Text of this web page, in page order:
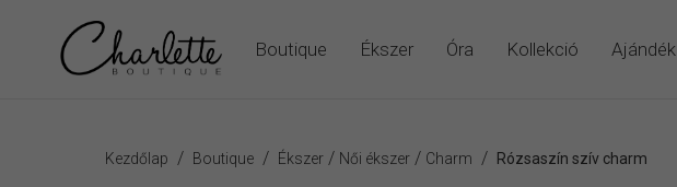
Boutique Ékszer Óra Kollekció Ajándék
Kezdőlap / Boutique/ Ékszer/ Női ékszer/ Charm / Rózsaszín szív charm